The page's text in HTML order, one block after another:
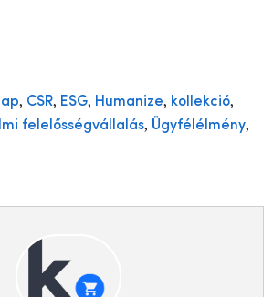
, CSR, ESG, Humanize, kollekció,
felelősségvállalás, Ügyfélélmény,